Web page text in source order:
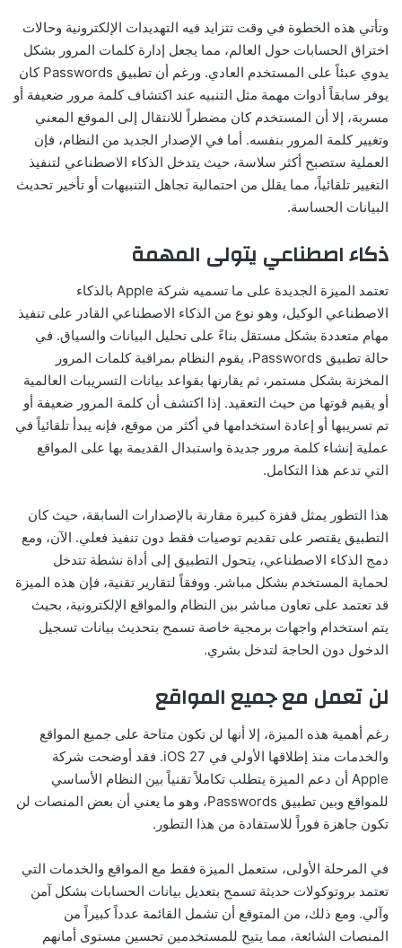
وتأتي هذه الخطوة في وقت تتزايد فيه التهديدات الإلكترونية وحالات
اختراق الحسابات حول العالم، مما يجعل إدارة كلمات المرور بشكل
يدوي عبئاً على المستخدم العادي. ورغم أن تطبيق Passwords كان
يوفر سابقاً أدوات مهمة مثل التنبيه عند اكتشاف كلمة مرور ضعيفة أو
مسربة، إلا أن المستخدم كان مضطراً للانتقال إلى الموقع المعني
وتغيير كلمة المرور بنفسه. أما في الإصدار الجديد من النظام، فإن
العملية ستصبح أكثر سلاسة، حيث يتدخل الذكاء الاصطناعي لتنفيذ
التغيير تلقائياً، مما يقلل من احتمالية تجاهل التنبيهات أو تأخير تحديث
البيانات الحساسة.
ذكاء اصطناعي يتولى المهمة
تعتمد الميزة الجديدة على ما تسميه شركة Apple بالذكاء
الاصطناعي الوكيل، وهو نوع من الذكاء الاصطناعي القادر على تنفيذ
مهام متعددة بشكل مستقل بناءً على تحليل البيانات والسياق. في
حالة تطبيق Passwords، يقوم النظام بمراقبة كلمات المرور
المخزنة بشكل مستمر، ثم يقارنها بقواعد بيانات التسريبات العالمية
أو يقيم قوتها من حيث التعقيد. إذا اكتشف أن كلمة المرور ضعيفة أو
تم تسريبها أو إعادة استخدامها في أكثر من موقع، فإنه يبدأ تلقائياً في
عملية إنشاء كلمة مرور جديدة واستبدال القديمة بها على المواقع
التي تدعم هذا التكامل.
هذا التطور يمثل قفزة كبيرة مقارنة بالإصدارات السابقة، حيث كان
التطبيق يقتصر على تقديم توصيات فقط دون تنفيذ فعلي. الآن، ومع
دمج الذكاء الاصطناعي، يتحول التطبيق إلى أداة نشطة تتدخل
لحماية المستخدم بشكل مباشر. ووفقاً لتقارير تقنية، فإن هذه الميزة
قد تعتمد على تعاون مباشر بين النظام والمواقع الإلكترونية، بحيث
يتم استخدام واجهات برمجية خاصة تسمح بتحديث بيانات تسجيل
الدخول دون الحاجة لتدخل بشري.
لن تعمل مع جميع المواقع
رغم أهمية هذه الميزة، إلا أنها لن تكون متاحة على جميع المواقع
والخدمات منذ إطلاقها الأولي في iOS 27. فقد أوضحت شركة
Apple أن دعم الميزة يتطلب تكاملاً تقنياً بين النظام الأساسي
للمواقع وبين تطبيق Passwords، وهو ما يعني أن بعض المنصات لن
تكون جاهزة فوراً للاستفادة من هذا التطور.
في المرحلة الأولى، ستعمل الميزة فقط مع المواقع والخدمات التي
تعتمد بروتوكولات حديثة تسمح بتعديل بيانات الحسابات بشكل آمن
وآلي. ومع ذلك، من المتوقع أن تشمل القائمة عدداً كبيراً من
المنصات الشائعة، مما يتيح للمستخدمين تحسين مستوى أمانهم